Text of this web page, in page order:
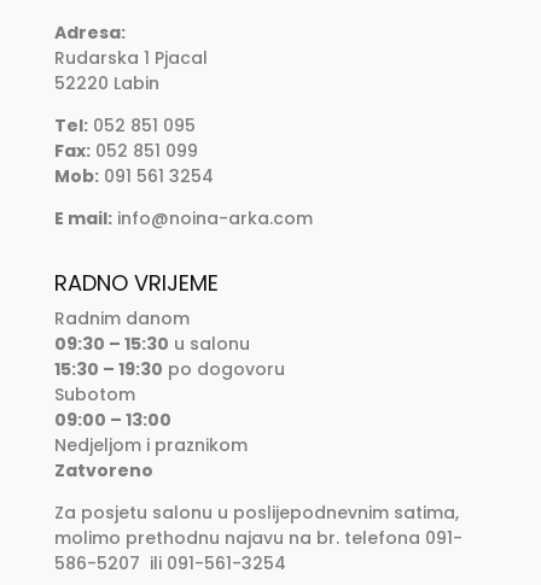
Adresa:
Rudarska 1 Pjacal
52220 Labin
Tel:052 851 095
Fax:052 851 099
Mob:091 561 3254
E mail: info@noina-arka.com
RADNO VRIJEME
Radnim danom
09:30 – 15:30 u salonu
15:30 – 19:30 po dogovoru
Subotom
09:00 – 13:00
Nedjeljom i praznikom
Zatvoreno
Za posjetu salonu u poslijepodnevnim satima,
molimo prethodnu najavu na br. telefona 091-
586-5207 ili 091-561-3254